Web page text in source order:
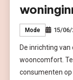
Mode 15/06/
De inrichting
wooncomfort.
consumenten